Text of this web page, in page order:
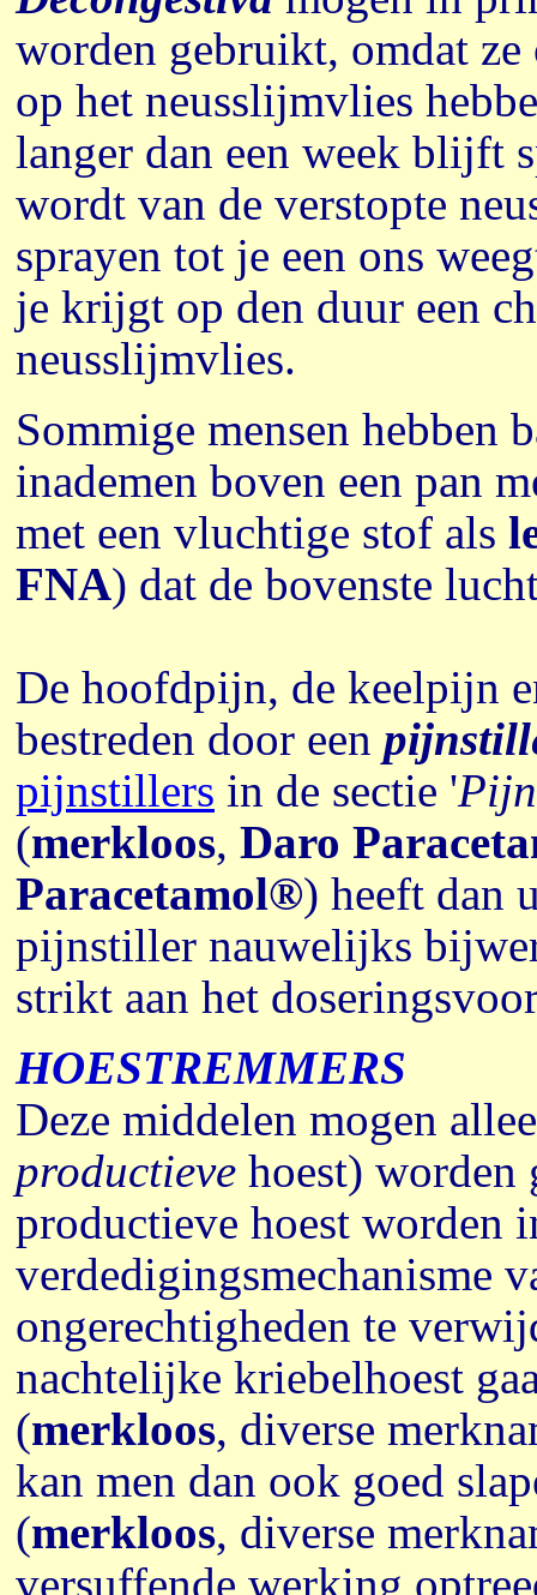
worden gebruikt, omdat
op het neusslijmvlies
langer dan een week blijft
wordt van de verstopte
sprayen tot je een ons
je krijgt op den duur een
neusslijmvlies.
Sommige mensen hebben
inademen boven een pan
met een vluchtige stof als
FNA) dat de bovenste
De hoofdpijn, de keelpijn
bestreden door een
pijnstillers in de sectie '
(merkloos, Daro
Paracetamol®) heeft dan
pijnstiller nauwelijks
strikt aan het
HOESTREMMERS
Deze middelen mogen
productieve hoest)
productieve hoest worden
verdedigingsmechanisme
ongerechtigheden te
nachtelijke kriebelhoest
(merkloos, diverse
kan men dan ook goed
(merkloos, diverse
versuffende werking